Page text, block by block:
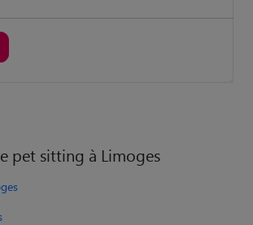
pet sitting à Limoges